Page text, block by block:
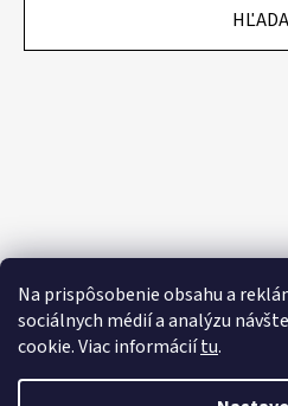
Na prispôsobenie obsahu a
sociálnych médií a analýzu
cookie. Viac informáciítu.